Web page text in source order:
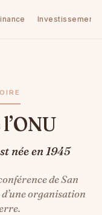
Investissement
née en 1945
de San
organisation